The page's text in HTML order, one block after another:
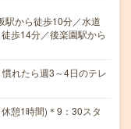
駅から徒歩10分／水道
歩14分／後楽園駅から
れたら週3～4日のテレ
憩1時間)＊9：30スタ